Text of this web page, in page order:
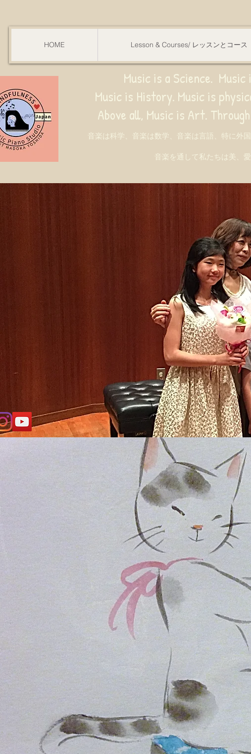
HOME Lesson & Courses/ レッスンとコース
Music is a Science.
Music is History. Music is
all, Music is Art. Through music, we
音楽は科学、音楽は数学、音楽は言語、特に外
音楽を通して私たちは美、